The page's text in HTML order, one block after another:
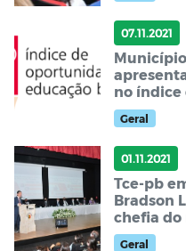
07.11.2021
no índice
Educação
Geral
01.11.2021
Tce-pb
Bradson
chefia do
contas
Geral